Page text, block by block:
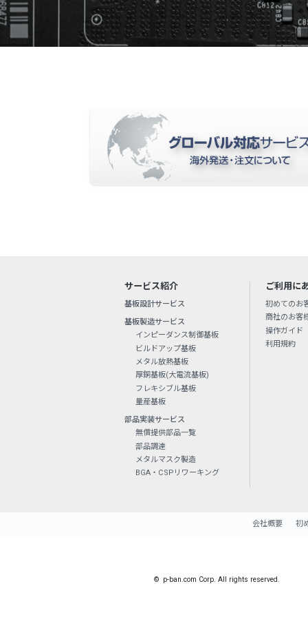
サービス紹介
基板設計サービス
基板製造サービス
インピーダンス制御基板
ビルドアップ基板
メタル放熱基板
厚銅基板(大電流基板)
フレキシブル基板
量産基板
部品実装サービス
無償提供部品一覧
部品調達
メタルマスク製造
BGA・CSPリワーキング
ご利用に
初めてのお
商社のお客
操作ガイド
利用規約
会社概要 初
© p-ban.com Corp. All rights reserved.